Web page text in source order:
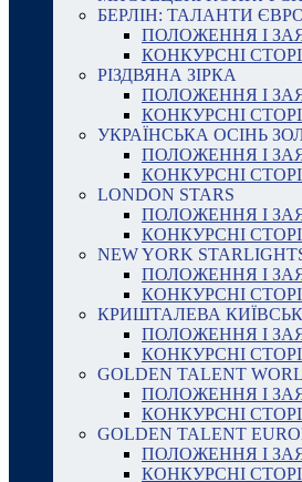
БЕРЛІН: ТАЛАНТИ
ПОЛОЖЕННЯ І
КОНКУРСНІ
РІЗДВЯНА ЗІРКА
ПОЛОЖЕННЯ І
КОНКУРСНІ
УКРАЇНСЬКА ОСІНЬ
ПОЛОЖЕННЯ І
КОНКУРСНІ
LONDON STARS
ПОЛОЖЕННЯ І
КОНКУРСНІ
NEW YORK
ПОЛОЖЕННЯ І
КОНКУРСНІ
КРИШТАЛЕВА
ПОЛОЖЕННЯ І
КОНКУРСНІ
GOLDEN TALENT
ПОЛОЖЕННЯ І
КОНКУРСНІ
GOLDEN TALENT
ПОЛОЖЕННЯ І
КОНКУРСНІ